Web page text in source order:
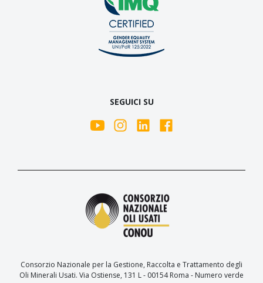
SEGUICI SU
Consorzio Nazionale per la Gestione, Raccolta e Trattamento degli
Oli Minerali Usati. Via Ostiense, 131 L - 00154 Roma - Numero verde